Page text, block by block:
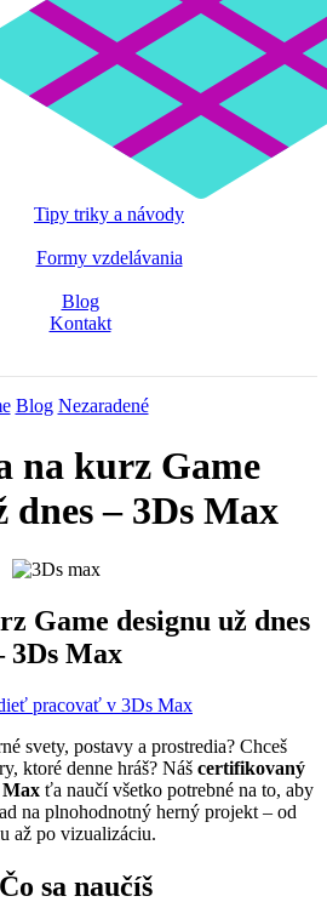
Tipy triky a návody
Formy vzdelávania
Blog
Kontakt
Blog Nezaradené
na kurz Game
dnes – 3Ds Max
Game designu už dnes
3Ds Max
pracovať v 3Ds Max
svety, postavy a prostredia? Chceš
ktoré denne hráš? Náš certifikovaný
Max ťa naučí všetko potrebné na to, aby
na plnohodnotný herný projekt – od
až po vizualizáciu.
Čo sa naučíš